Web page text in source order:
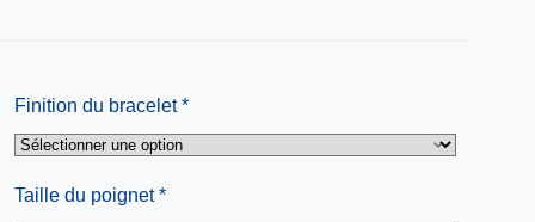
Finition du bracelet *
Taille du poignet *